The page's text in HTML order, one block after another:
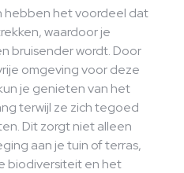
hebben het voordeel dat
waardoor je
bruisender wordt. Door
omgeving voor deze
je genieten van het
terwijl ze zich tegoed
Dit zorgt niet alleen
aan je tuin of terras,
biodiversiteit en het